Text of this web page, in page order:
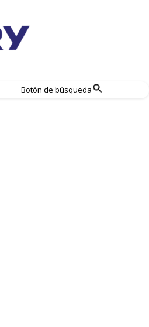
Botón de búsqueda